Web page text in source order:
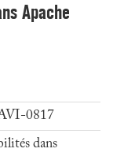
Apache
0817
dans